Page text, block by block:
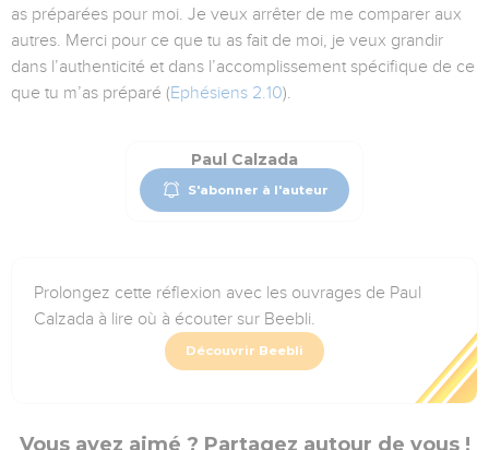
as préparées pour moi. Je veux arrêter de me comparer aux
autres. Merci pour ce que tu as fait de moi, je veux grandir
dans l’authenticité et dans l’accomplissement spécifique de ce
que tu m’as préparé (Ephésiens 2.10).
Paul Calzada
S'abonner à l'auteur
Prolongez cette réflexion avec les ouvrages de Paul
Calzada à lire où à écouter sur Beebli.
Découvrir Beebli
Vous avez aimé ? Partagez autour de vous !